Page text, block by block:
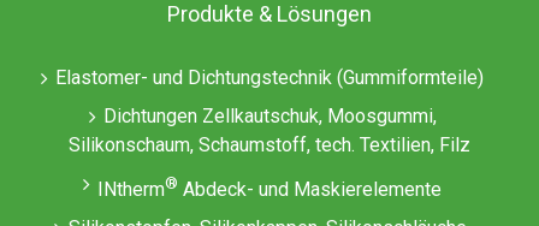
Produkte & Lösungen
Elastomer- und Dichtungstechnik (Gummiformteile)
Dichtungen Zellkautschuk, Moosgummi,
Silikonschaum, Schaumstoff, tech. Textilien, Filz
INtherm® Abdeck- und Maskierelemente